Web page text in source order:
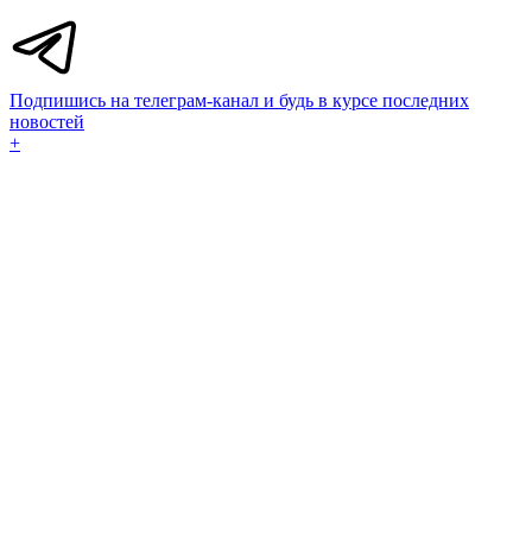
Подпишись на телеграм-канал и будь в курсе последних
новостей
+